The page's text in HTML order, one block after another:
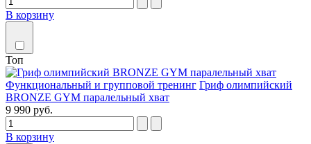
В корзину
Топ
Функциональный и групповой тренинг Гриф олимпийский
BRONZE GYM паралельный хват
9 990 руб.
В корзину